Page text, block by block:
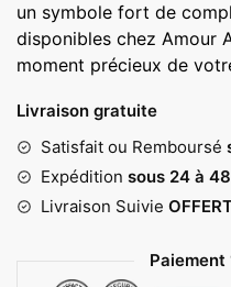
un symbole fort de
disponibles chez Amour
moment précieux de
Livraison gratuite
Satisfait ou Remboursé
Expédition sous 24 à
Livraison Suivie
Paiement